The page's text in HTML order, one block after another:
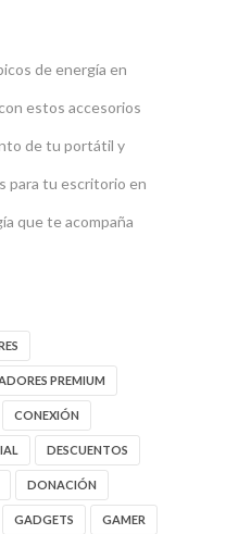
de energía en
estos accesorios
de tu portátil y
para tu escritorio en
que te acompaña
PREMIUM
CONEXIÓN
DESCUENTOS
DONACIÓN
GADGETS GAMER